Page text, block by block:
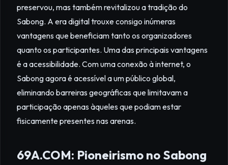
preservou, mas também revitalizou a tradição do
Sabong. A era digital trouxe consigo inúmeras
vantagens que beneficiam tanto os organizadores
quanto os participantes. Uma das principais vantagens
é a acessibilidade. Com uma conexão à internet, o
Sabong agora é acessível a um público global,
eliminando barreiras geográficas que limitavam a
participação apenas àqueles que podiam estar
fisicamente presentes nas arenas.
69A.COM: Pioneirismo no Sabong